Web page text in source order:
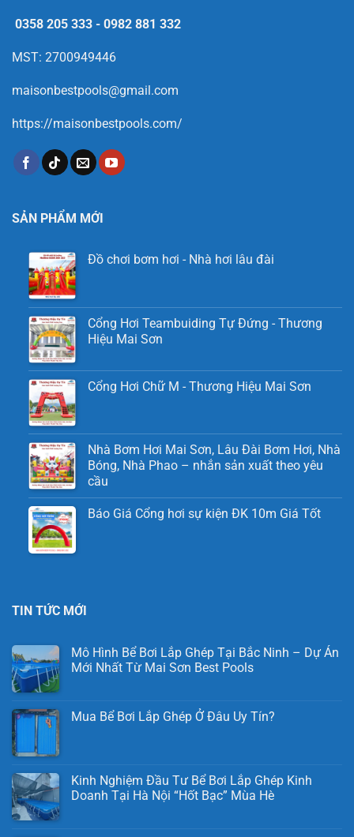
0358 205 333 - 0982 881 332
MST: 2700949446
maisonbestpools@gmail.com
https://maisonbestpools.com/
SẢN PHẨM MỚI
Đồ chơi bơm hơi - Nhà hơi lâu đài
Cổng Hơi Teambuiding Tự Đứng - Thương
Hiệu Mai Sơn
Cổng Hơi Chữ M - Thương Hiệu Mai Sơn
Nhà Bơm Hơi Mai Sơn, Lâu Đài Bơm Hơi, Nhà
Bóng, Nhà Phao – nhắn sản xuất theo yêu
cầu
Báo Giá Cổng hơi sự kiện ĐK 10m Giá Tốt
TIN TỨC MỚI
Mô Hình Bể Bơi Lắp Ghép Tại Bắc Ninh – Dự Án
Mới Nhất Từ Mai Sơn Best Pools
Mua Bể Bơi Lắp Ghép Ở Đâu Uy Tín?
Kinh Nghiệm Đầu Tư Bể Bơi Lắp Ghép Kinh
Doanh Tại Hà Nội “Hốt Bạc” Mùa Hè